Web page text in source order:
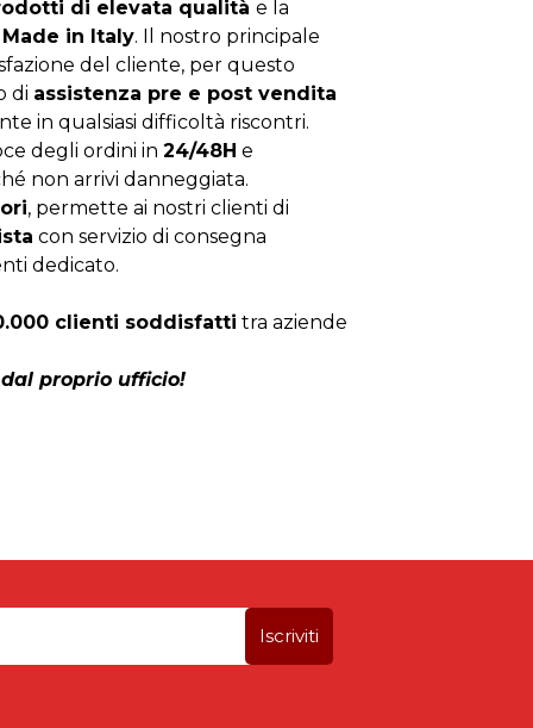
di elevata qualità e la
Made in Italy. Il nostro principale
del cliente, per questo
di assistenza pre e post vendita
in qualsiasi difficoltà riscontri.
degli ordini in 24/48H e
non arrivi danneggiata.
, permette ai nostri clienti di
con servizio di consegna
dedicato.
clienti soddisfatti tra aziende
proprio ufficio!